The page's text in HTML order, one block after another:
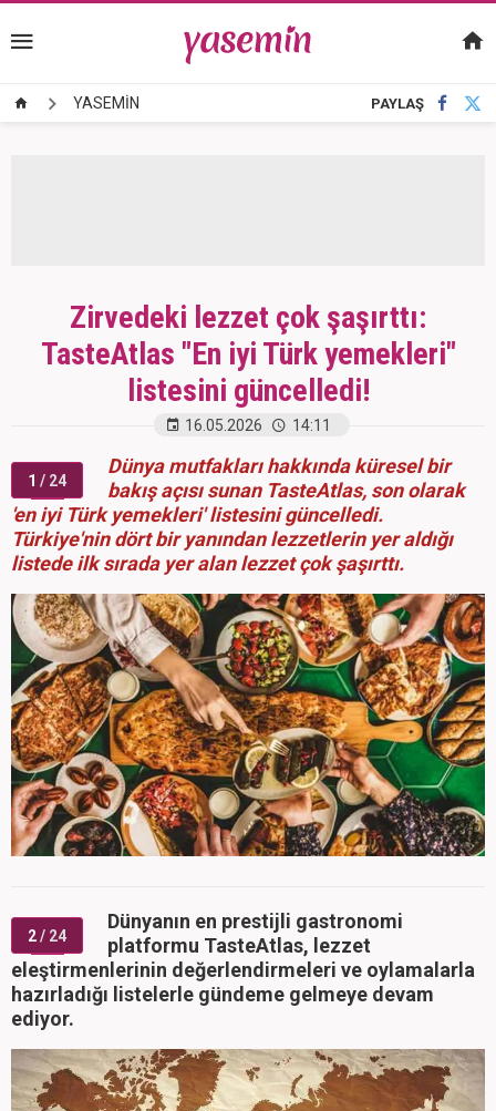
YASEMİN PAYLAŞ
Zirvedeki lezzet çok şaşırttı:
TasteAtlas "En iyi Türk yemekleri"
listesini güncelledi!
16.05.2026 14:11
1 / 24
Dünya mutfakları hakkında küresel bir
bakış açısı sunan TasteAtlas, son olarak
'en iyi Türk yemekleri' listesini güncelledi.
Türkiye'nin dört bir yanından lezzetlerin yer aldığı
listede ilk sırada yer alan lezzet çok şaşırttı.
2/ 24
Dünyanın en prestijli gastronomi
platformu TasteAtlas, lezzet
eleştirmenlerinin değerlendirmeleri ve oylamalarla
hazırladığı listelerle gündeme gelmeye devam
ediyor.